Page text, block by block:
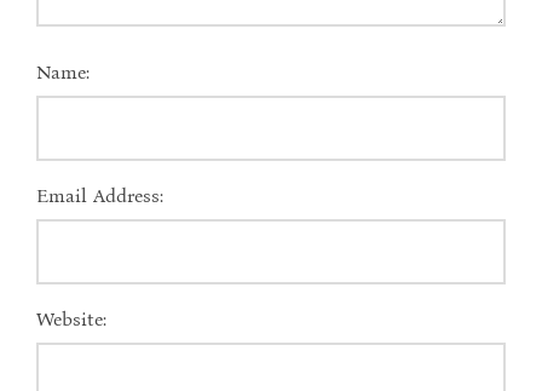
Name:
Email Address:
Website: